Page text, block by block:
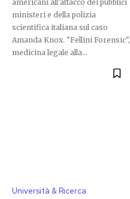
americani all'attacco dei pubblici
ministeri e della polizia
scientifica italiana sul caso
Amanda Knox. "Fellini Forensic",
medicina legale alla...
Università & Ricerca